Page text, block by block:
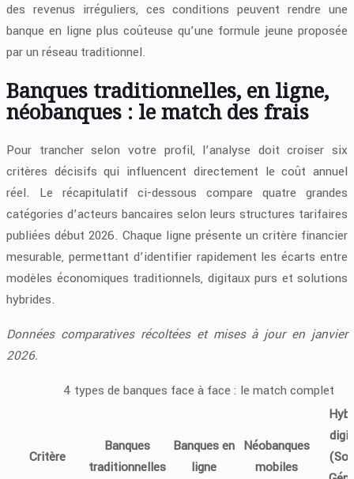
des revenus irréguliers, ces conditions peuvent rendre une
banque en ligne plus coûteuse qu’une formule jeune proposée
par un réseau traditionnel.
Banques traditionnelles, en ligne,
néobanques : le match des frais
Pour trancher selon votre profil, l’analyse doit croiser six
critères décisifs qui influencent directement le coût annuel
réel. Le récapitulatif ci-dessous compare quatre grandes
catégories d’acteurs bancaires selon leurs structures tarifaires
publiées début 2026. Chaque ligne présente un critère financier
mesurable, permettant d’identifier rapidement les écarts entre
modèles économiques traditionnels, digitaux purs et solutions
hybrides.
Données comparatives récoltées et mises à jour en janvier
2026.
4 types de banques face à face : le match complet
Critère
Banques
traditionnelles
Banques en
ligne
Néobanques
mobiles